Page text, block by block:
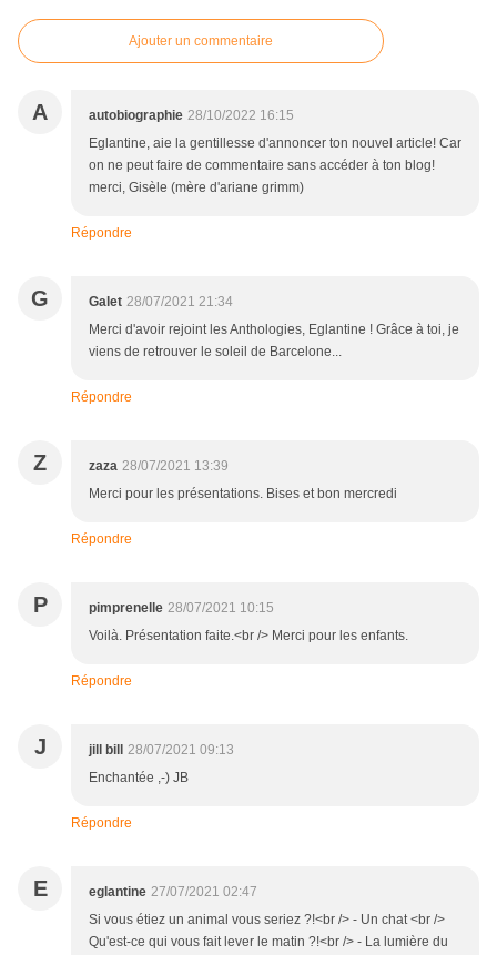
Ajouter un commentaire
A autobiographie 28/10/2022 16:15
Eglantine, aie la gentillesse d'annoncer ton nouvel article! Car
on ne peut faire de commentaire sans accéder à ton blog!
merci, Gisèle (mère d'ariane grimm)
Répondre
G Galet 28/07/2021 21:34
Merci d'avoir rejoint les Anthologies, Eglantine ! Grâce à toi, je
viens de retrouver le soleil de Barcelone...
Répondre
Z zaza 28/07/2021 13:39
Merci pour les présentations. Bises et bon mercredi
Répondre
P pimprenelle 28/07/2021 10:15
Voilà. Présentation faite.<br /> Merci pour les enfants.
Répondre
J jill bill
28/07/2021 09:13
Enchantée ,-) JB
Répondre
E eglantine 27/07/2021 02:47
Si vous étiez un animal vous seriez ?!<br /> - Un chat <br />
Qu'est-ce qui vous fait lever le matin ?!<br /> - La lumière du